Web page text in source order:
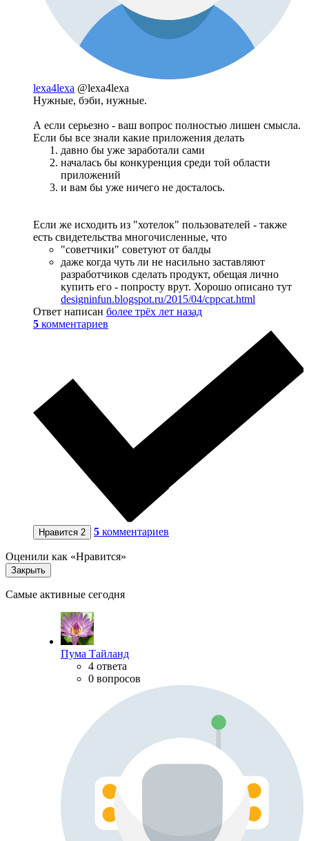
lexa4lexa @lexa4lexa
Нужные, бэби, нужные.
А если серьезно - ваш вопрос полностью лишен смысла.
Если бы все знали какие приложения делать
давно бы уже заработали сами
началась бы конкуренция среди той области
приложений
и вам бы уже ничего не досталось.
Если же исходить из "хотелок" пользователей - также
есть свидетельства многочисленные, что
"советчики" советуют от балды
даже когда чуть ли не насильно заставляют
разработчиков сделать продукт, обещая лично
купить его - попросту врут. Хорошо описано тут
designinfun.blogspot.ru/2015/04/cppcat.html
Ответ написан более трёх лет назад
5 комментариев
Нравится 2 5 комментариев
Оценили как «Нравится»
Закрыть
Самые активные сегодня
Пума Тайланд
4 ответа
0 вопросов